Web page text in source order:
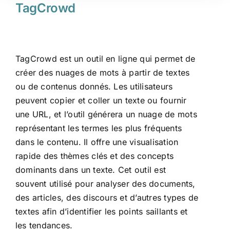
TagCrowd
TagCrowd est un outil en ligne qui permet de
créer des nuages de mots à partir de textes
ou de contenus donnés. Les utilisateurs
peuvent copier et coller un texte ou fournir
une URL, et l’outil générera un nuage de mots
représentant les termes les plus fréquents
dans le contenu. Il offre une visualisation
rapide des thèmes clés et des concepts
dominants dans un texte. Cet outil est
souvent utilisé pour analyser des documents,
des articles, des discours et d’autres types de
textes afin d’identifier les points saillants et
les tendances.